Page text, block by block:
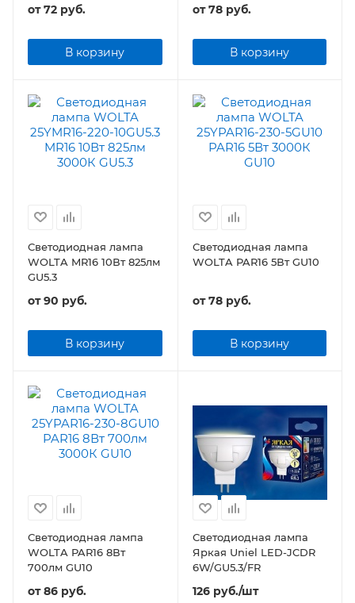
от72 руб.
В корзину
от78 руб.
В корзину
Светодиодная лампа
WOLTA MR16 10Вт 825лм
GU5.3
от90 руб.
В корзину
Светодиодная лампа
WOLTA PAR16 5Вт GU10
от78 руб.
В корзину
Светодиодная лампа
WOLTA PAR16 8Вт
700лм GU10
от86 руб.
Светодиодная лампа
Яркая Uniel LED-JCDR
6W/GU5.3/FR
126руб./шт